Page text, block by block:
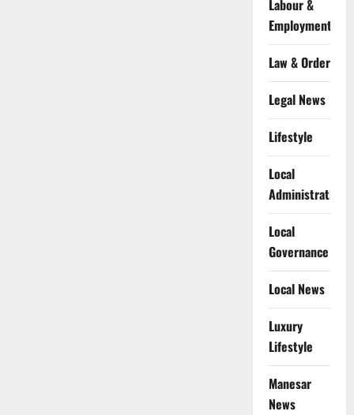
Labour &
Employment
Law & Order
Legal News
Lifestyle
Local
Administration
Local
Governance
Local News
Luxury
Lifestyle
Manesar
News